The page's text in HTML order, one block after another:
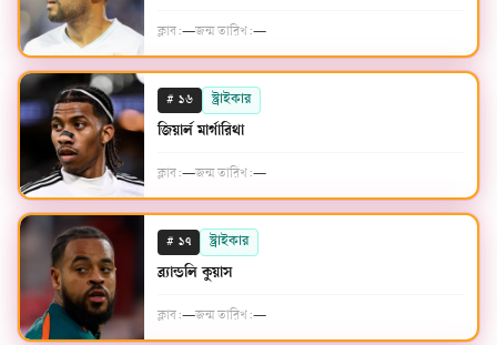
ক্লাব:—জন্ম তারিখ:—
# ১৬ স্ট্রাইকার
জিয়ার্ল মার্গারিথা
ক্লাব:—জন্ম তারিখ:—
# ১৭ স্ট্রাইকার
ব্র্যান্ডলি কুয়াস
ক্লাব:—জন্ম তারিখ:—